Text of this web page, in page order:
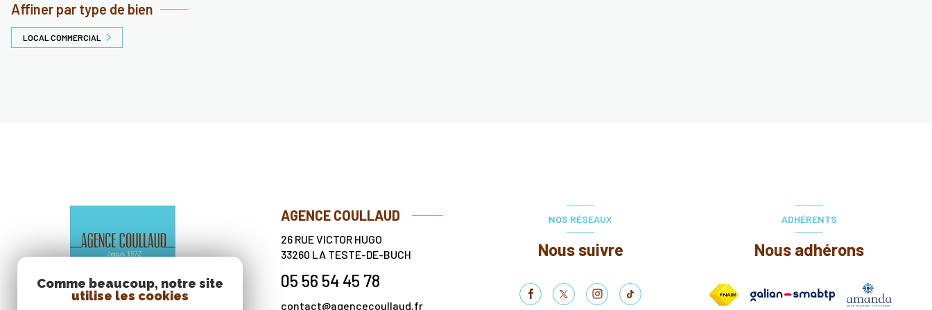
Affiner par type de bien
LOCAL COMMERCIAL
AGENCE COULLAUD
26 RUE VICTOR HUGO
33260 LA TESTE-DE-BUCH
05 56 54 45 78
contact@agencecoullaud.fr
NOS RÉSEAUX
Nous suivre
ADHÉRENTS
Nous adhérons
Comme beaucoup, notre site
utilise les cookies